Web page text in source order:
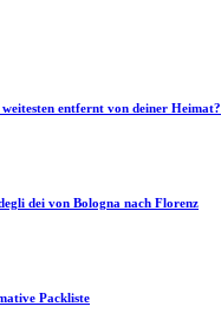
entfernt von deiner Heimat?
dei von Bologna nach Florenz
Packliste